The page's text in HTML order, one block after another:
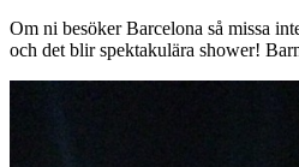
Om ni besöker Barcelona så missa
och det blir spektakulära shower!